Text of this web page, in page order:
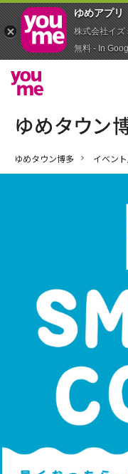
ゆめタウン博多 イベン
ゆめアプ‪リ‬
株式会社イズ
無料 - In